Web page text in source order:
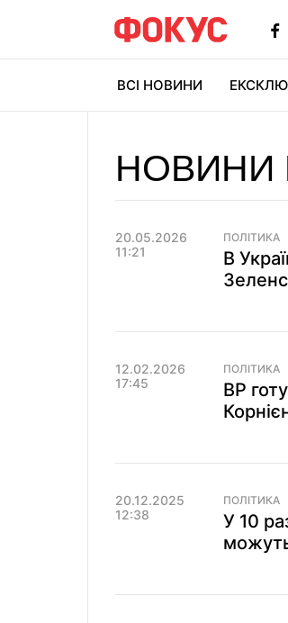
ВСІ НОВИНИ
НОВИНИ
20.05.2026
11:21
ПОЛІТИКА
В
12.02.2026
17:45
ПОЛІТИКА
ВР
20.12.2025
12:38
ПОЛІТИКА
У 10